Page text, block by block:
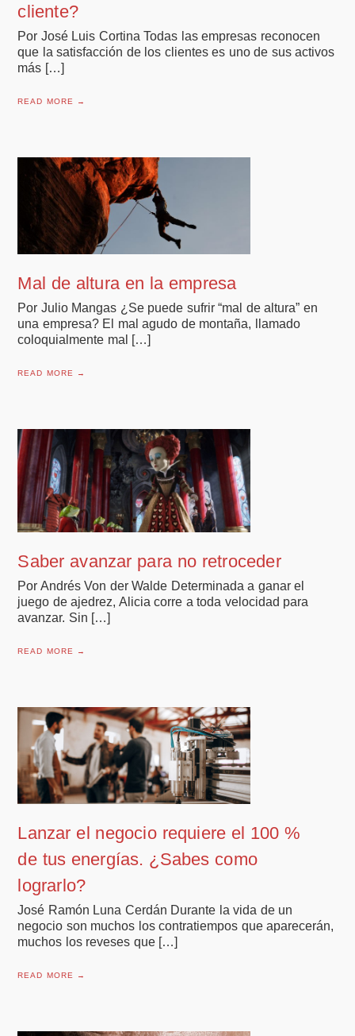
cliente?
Por José Luis Cortina Todas las empresas reconocen
que la satisfacción de los clientes es uno de sus activos
más […]
READ MORE →
Mal de altura en la empresa
Por Julio Mangas ¿Se puede sufrir “mal de altura” en
una empresa? El mal agudo de montaña, llamado
coloquialmente mal […]
READ MORE →
Saber avanzar para no retroceder
Por Andrés Von der Walde Determinada a ganar el
juego de ajedrez, Alicia corre a toda velocidad para
avanzar. Sin […]
READ MORE →
Lanzar el negocio requiere el 100 %
de tus energías. ¿Sabes como
lograrlo?
José Ramón Luna Cerdán Durante la vida de un
negocio son muchos los contratiempos que aparecerán,
muchos los reveses que […]
READ MORE →